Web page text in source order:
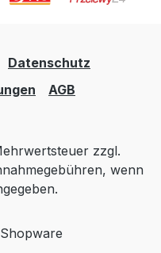
Datenschutz
AGB
zzgl.
wenn